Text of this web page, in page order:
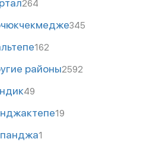
264
345
162
районы2592
49
19
1